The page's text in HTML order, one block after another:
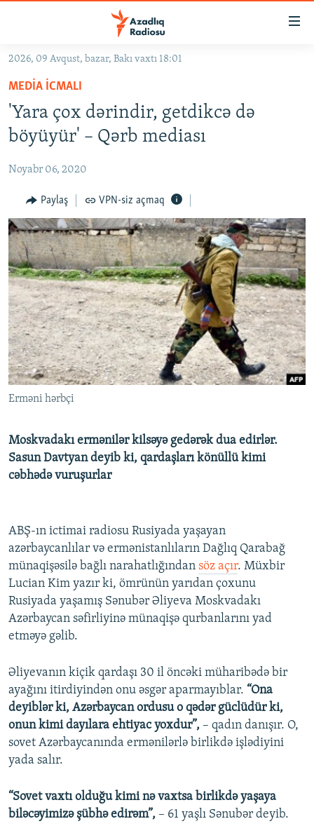
Əsas
qayıt
Əsas
naviqasiyaya
qayıt
Axtarışa
GÜNDƏM
KORRUPSIOMETR
#ƏSLINDƏ
FƏRQƏ BAX
QANUNI DOĞRU
ARAŞDIRMA
MULTIMEDIA
VIDEO
FOTOQALEREYA
İNFOQRAFIKA
KARIKATURA
RADIO ARXIV
OXU ZALI
AZƏRBAYCAN ƏDƏBIYYATI KITABXANASI
İSLAM VƏ DEMOKRATIYA
İZ - MƏDƏNIYYƏT PROQRAMI
HAQQIMIZDA
MISSIYAMIZ
PEŞƏ ETIKASI VƏ JURNALISTIKA STANDARTLARIMIZ
MATERIALLARIMIZDAN ISTIFADƏ
AZADLIQRADIOSU MOBIL TELEFONUNUZDA
XƏBƏR BÜLLETENLƏRIMIZ
BIZI IZLƏ
RFE/RL-in bütün saytları
2026, 09 Avqust, bazar, Bakı vaxtı 18:01
MEDIA ICMALI
'Yara çox dərindir, getdikcə də
böyüyür' – Qərb mediası
Noyabr 06, 2020
Paylaş VPN-siz açmaq
Erməni hərbçi
Moskvadakı ermənilər kilsəyə gedərək dua edirlər.
Sasun Davtyan deyib ki, qardaşları könüllü kimi
cəbhədə vuruşurlar
ABŞ-ın ictimai radiosu Rusiyada yaşayan
azərbaycanlılar və ermənistanlıların Dağlıq Qarabağ
münaqişəsilə bağlı narahatlığından söz açır. Müxbir
Lucian Kim yazır ki, ömrünün yarıdan çoxunu
Rusiyada yaşamış Sənubər Əliyeva Moskvadakı
Azərbaycan səfirliyinə münaqişə qurbanlarını yad
etməyə gəlib.
Əliyevanın kiçik qardaşı 30 il öncəki müharibədə bir
ayağını itirdiyindən onu əsgər aparmayıblar. “Ona
deyiblər ki, Azərbaycan ordusu o qədər güclüdür ki,
onun kimi dayılara ehtiyac yoxdur”, – qadın danışır. O,
sovet Azərbaycanında ermənilərlə birlikdə işlədiyini
yada salır.
“Sovet vaxtı olduğu kimi nə vaxtsa birlikdə yaşaya
biləcəyimizə şübhə edirəm”, – 61 yaşlı Sənubər deyib.